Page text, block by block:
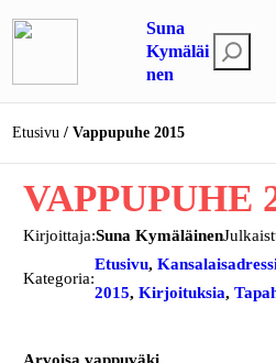
sisältöön
Suna
Kymäläi
nen
t
s
Etusivu Vappupuhe 2015
VAPPUPUHE
Kirjoittaja:Suna Kymäläinen
Kategoria:
Etusivu,
2015, Kirjoituksia,
Arvoisa vappuväki,